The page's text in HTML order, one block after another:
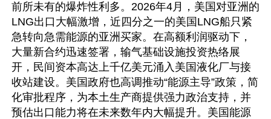
前所未有的爆炸性利多。2026年4月，美国对亚洲的
LNG出口大幅激增，近四分之一的美国LNG船只紧
急转向急需能源的亚洲买家。在高额利润驱动下，
大量新合约迅速签署，输气基础设施投资热络展
开，民间资本高达上千亿美元涌入美国液化厂与接
收站建设。美国政府也高调推动“能源主导”政策，简
化审批程序，为本土生产商提供强力政治支持，并
预估出口能力将在未来数年内大幅提升。美国能源